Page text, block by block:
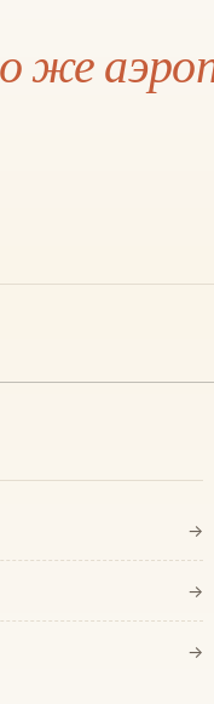
же
€130·3 Ч·190 КМ
→
→
→